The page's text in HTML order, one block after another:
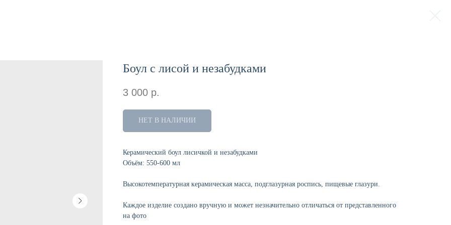
Боул с лисой и незабудками
3 000 р.
НЕТ В НАЛИЧИИ
Керамический боул лисичкой и незабудками
Объём: 550-600 мл
Высокотемпературная керамическая масса, подглазурная роспись, пищевые глазури.
Каждое изделие создано вручную и может незначительно отличаться от представленного
на фото